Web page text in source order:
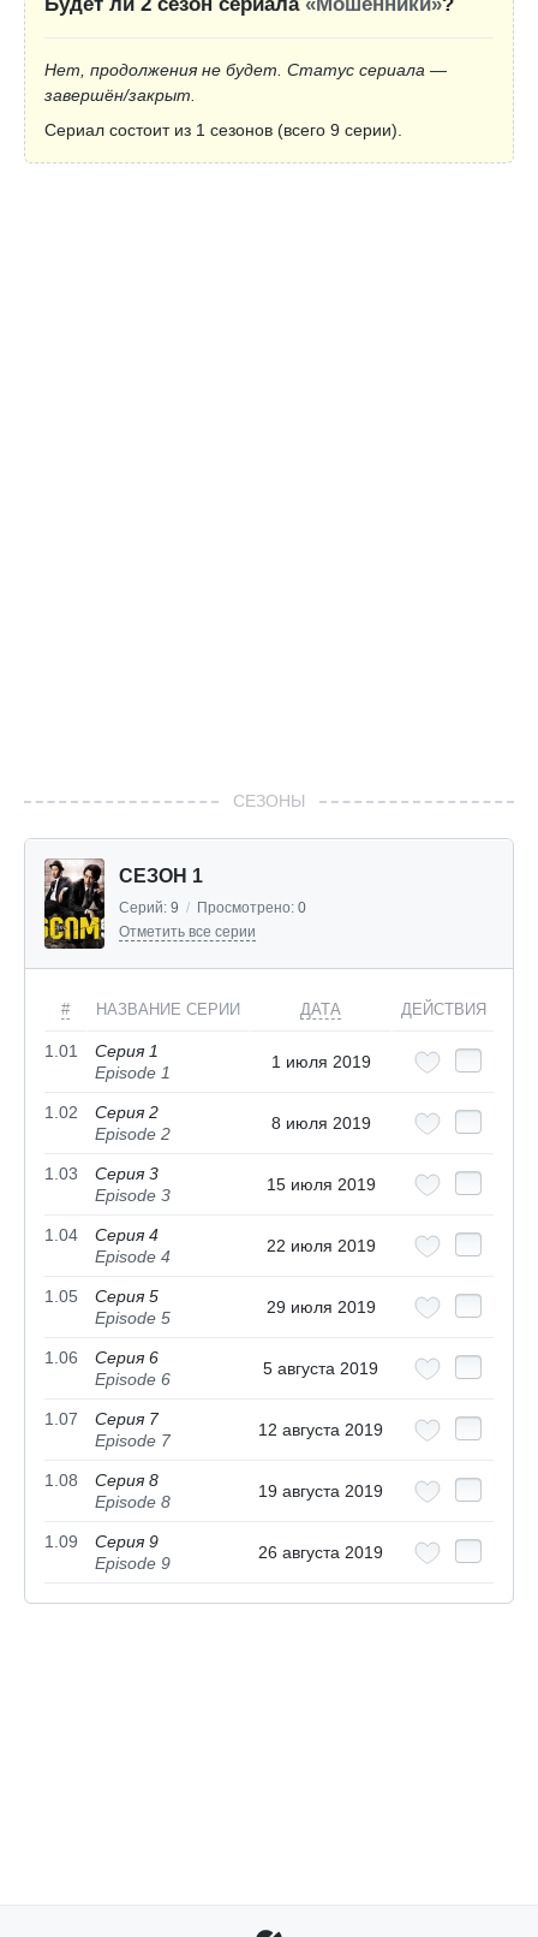
Будет ли 2 сезон сериала «Мошенники»?
Нет, продолжения не будет. Статус сериала —
завершён/закрыт.
Сериал состоит из 1 сезонов (всего 9 серии).
СЕЗОНЫ
СЕЗОН 1
Серий: 9 / Просмотрено: 0
Отметить все серии
# НАЗВАНИЕ СЕРИИ ДАТА ДЕЙСТВИЯ
1.01
Серия 1
Episode 1
1 июля 2019
1.02
Серия 2
Episode 2
8 июля 2019
1.03
Серия 3
Episode 3
15 июля 2019
1.04
Серия 4
Episode 4
22 июля 2019
1.05
Серия 5
Episode 5
29 июля 2019
1.06
Серия 6
Episode 6
5 августа 2019
1.07
Серия 7
Episode 7
12 августа 2019
1.08
Серия 8
Episode 8
19 августа 2019
1.09
Серия 9
Episode 9
26 августа 2019